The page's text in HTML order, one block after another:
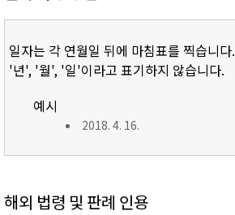
일자는 각 연월일 뒤에 마침표를 찍습니다.
'년', '월', '일'이라고 표기하지 않습니다.
예시
2018. 4. 16.
해외 법령 및 판례 인용